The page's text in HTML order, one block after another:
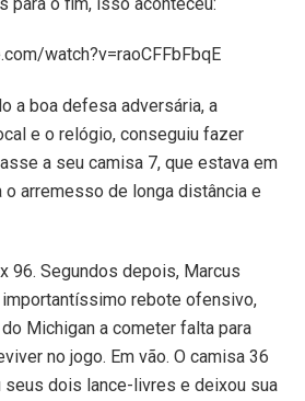
watch?v=raoCFFbFbqE
a boa defesa adversária, a
e o relógio, conseguiu fazer
a seu camisa 7, que estava em
o arremesso de longa distância e
96. Segundos depois, Marcus
rebote ofensivo,
Michigan a cometer falta para
no jogo. Em vão. O camisa 36
seus dois lance-livres e deixou sua